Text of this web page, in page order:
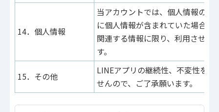
14．個人情報
当アカウントでは、個人情報の提
に個人情報が含まれていた場合は
関連する情報に限り、利用させて
す。
15．その他
LINEアプリの継続性、不変性を
せんので、ご了承願います。